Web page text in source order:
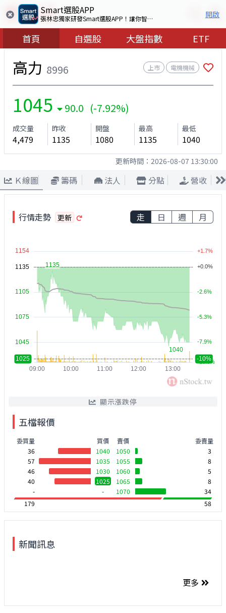
Smart選股APP
張林忠獨家研發Smart選股APP！讓你智慧看盤選出好股票 開啟
首頁 自選股 大盤指數 ETF
高力 8996 上市 電機機械
1045 90.0 (-7.92%)
成交量
4,479
昨收
1135
開盤
1080
最高
1135
最低
1040
更新時間： 2026-08-07 13:30:00
Ｋ線圖 籌碼 法人 分點 營收
行情走勢 更新 走 日 週 月
顯示漲跌停
五檔報價
委買量
買價
36
1040
57
1035
46
1030
40
1025
-
-
賣價
委賣量
1050
3
1055
8
1060
5
1065
8
1070
34
179
58
新聞訊息
更多